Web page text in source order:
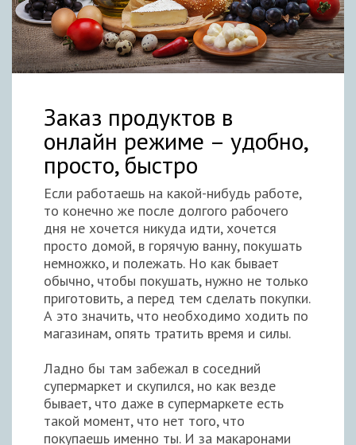
Заказ продуктов в
онлайн режиме – удобно,
просто, быстро
Если работаешь на какой-нибудь работе,
то конечно же после долгого рабочего
дня не хочется никуда идти, хочется
просто домой, в горячую ванну, покушать
немножко, и полежать. Но как бывает
обычно, чтобы покушать, нужно не только
приготовить, а перед тем сделать покупки.
А это значить, что необходимо ходить по
магазинам, опять тратить время и силы.
Ладно бы там забежал в соседний
супермаркет и скупился, но как везде
бывает, что даже в супермаркете есть
такой момент, что нет того, что
покупаешь именно ты. И за макаронами